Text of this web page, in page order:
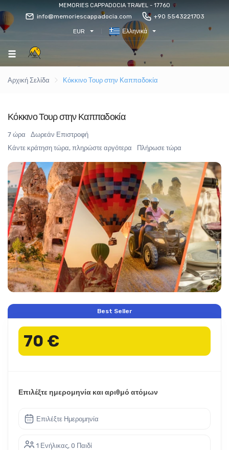
MEMORIES CAPPADOCIA TRAVEL - 17760
info@memoriescappadocia.com +90 5543221703
EUR Ελληνικά
Αρχική Σελίδα Κόκκινο Τουρ στην Καππαδοκία
Κόκκινο Τουρ στην Καππαδοκία
7 ώρα
Δωρεάν Επιστροφή
Κάντε κράτηση τώρα, πληρώστε αργότερα
Πλήρωσε τώρα
Best Seller
70 €
Επιλέξτε ημερομηνία και αριθμό ατόμων
Επιλέξτε Ημερομηνία
1 Ενήλικας, 0 Παιδί